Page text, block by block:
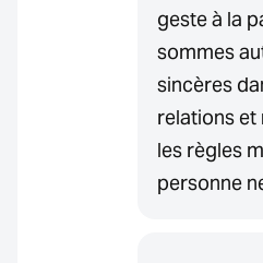
geste à la
sommes
sincères
relations
les règles
personne